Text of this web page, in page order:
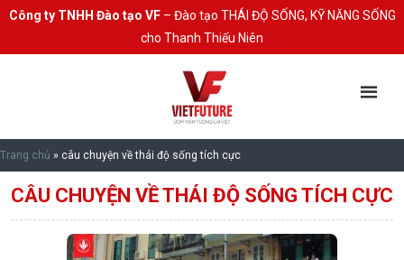
Công ty TNHH Đào tạo VF– Đào tạo THÁI ĐỘ SỐNG, KỸ NĂNG SỐNG
cho Thanh Thiếu Niên
Trang chủ » câu chuyện về thái độ sống tích cực
CÂU CHUYỆN VỀ THÁI ĐỘ SỐNG TÍCH CỰC